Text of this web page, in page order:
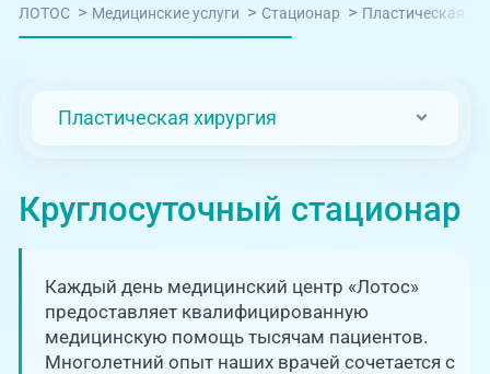
Услуги и цены
Отзывы
Адреса клиник
О клинике
Вызвать скорую
Медицина на дому
Телемедицина
+7 (351) 220-00-03
Единая справочная служба,
запись на прием
ЛОТОС > Медицинские услуги > Стационар > Пластическая
Пластическая хирургия
Круглосуточный стационар
Каждый день медицинский центр «Лотос»
предоставляет квалифицированную
медицинскую помощь тысячам пациентов.
Многолетний опыт наших врачей сочетается с